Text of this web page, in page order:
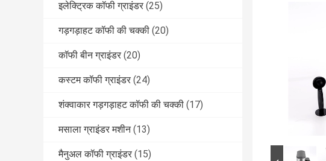
इलेक्ट्रिक कॉफी ग्राइंडर (25)
गड़गड़ाहट कॉफी की चक्की (20)
कॉफी बीन ग्राइंडर (20)
कस्टम कॉफी ग्राइंडर (24)
शंक्वाकार गड़गड़ाहट कॉफी की चक्की (17)
मसाला ग्राइंडर मशीन (13)
मैनुअल कॉफी ग्राइंडर (15)